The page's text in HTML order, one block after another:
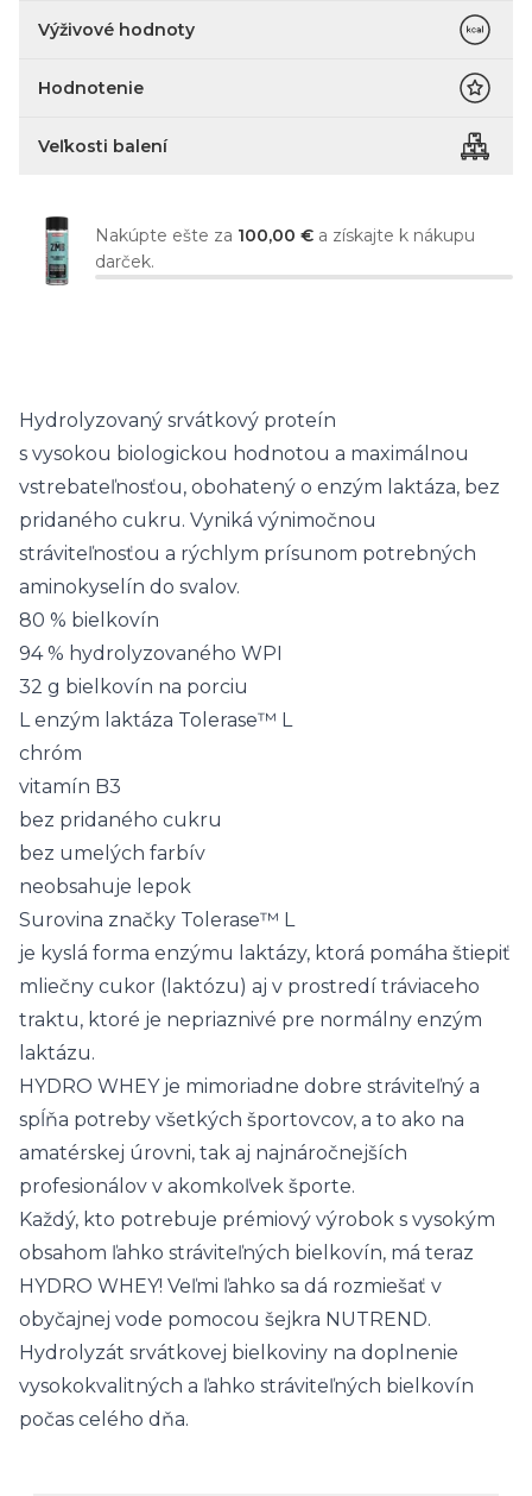
Výživové hodnoty
Hodnotenie
Veľkosti balení
Nakúpte ešte za 100,00 € a získajte k nákupu
darček.
Hydrolyzovaný srvátkový proteín
s vysokou biologickou hodnotou a maximálnou
vstrebateľnosťou, obohatený o enzým laktáza, bez
pridaného cukru. Vyniká výnimočnou
stráviteľnosťou a rýchlym prísunom potrebných
aminokyselín do svalov.
80 % bielkovín
94 % hydrolyzovaného WPI
32 g bielkovín na porciu
L enzým laktáza Tolerase™ L
chróm
vitamín B3
bez pridaného cukru
bez umelých farbív
neobsahuje lepok
Surovina značky Tolerase™ L
je kyslá forma enzýmu laktázy, ktorá pomáha štiepiť
mliečny cukor (laktózu) aj v prostredí tráviaceho
traktu, ktoré je nepriaznivé pre normálny enzým
laktázu.
HYDRO WHEY je mimoriadne dobre stráviteľný a
spĺňa potreby všetkých športovcov, a to ako na
amatérskej úrovni, tak aj najnáročnejších
profesionálov v akomkoľvek športe.
Každý, kto potrebuje prémiový výrobok s vysokým
obsahom ľahko stráviteľných bielkovín, má teraz
HYDRO WHEY! Veľmi ľahko sa dá rozmiešať v
obyčajnej vode pomocou šejkra NUTREND.
Hydrolyzát srvátkovej bielkoviny na doplnenie
vysokokvalitných a ľahko stráviteľných bielkovín
počas celého dňa.